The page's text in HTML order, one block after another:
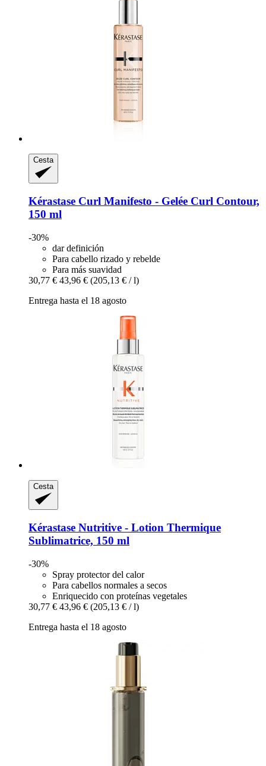
Cesta
Kérastase Curl Manifesto -​ Gelée Curl Contour,
150 ml
-30%
dar definición
Para cabello rizado y rebelde
Para más suavidad
30,77 € 43,96 € (205,13 € / l)
Entrega hasta el 18 agosto
Cesta
Kérastase Nutritive -​ Lotion Thermique
Sublimatrice, 150 ml
-30%
Spray protector del calor
Para cabellos normales a secos
Enriquecido con proteínas vegetales
30,77 € 43,96 € (205,13 € / l)
Entrega hasta el 18 agosto